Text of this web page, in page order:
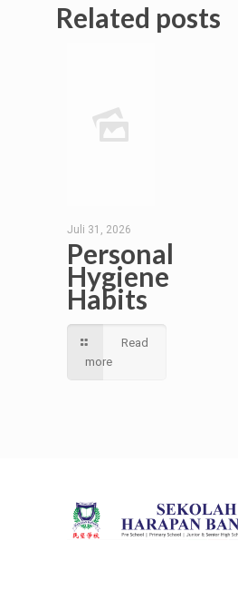
Related posts
Juli 31, 2026
Personal
Hygiene
Habits
Read
more